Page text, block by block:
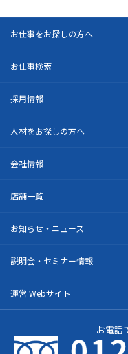
お仕事をお探しの方へ
お仕事検索
採用情報
人材をお探しの方へ
会社情報
店舗一覧
お知らせ・ニュース
説明会・セミナー情報
運営 Webサイト
お電話